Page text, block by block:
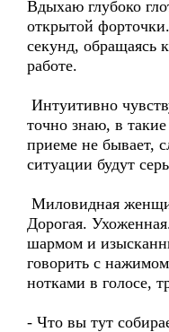
Вдыхаю глубоко
открытой
секунд, обращаясь
работе.
Интуитивно
точно знаю, в
приеме не бывает,
ситуации будут
Миловидная
Дорогая.
шармом и
говорить с
нотками в голосе,
- Что вы тут